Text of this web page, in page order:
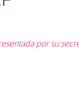
por su